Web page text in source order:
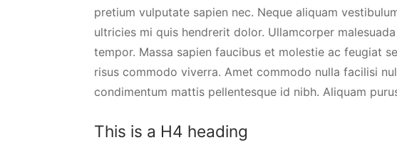
pretium vulputate sapien nec. Neque aliquam
ultricies mi quis hendrerit dolor. Ullamcorper
tempor. Massa sapien faucibus et molestie ac feugiat
risus commodo viverra. Amet commodo nulla facilisi
condimentum mattis pellentesque id nibh. Aliquam
This is a H4 heading